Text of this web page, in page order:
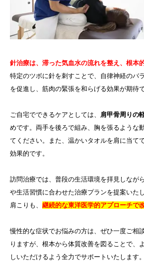
針治療は、滞った気血水の流れを整え、根本
特定のツボに針を刺すことで、自律神経のバ
を促進し、筋肉の緊張を和らげる効果が期待
ご自宅でできるケアとしては、 肩甲骨周りの
めです。両手を後ろで組み、胸を張るような
てください。また、温かいタオルを肩に当て
効果的です。
訪問治療では、普段の生活環境を拝見しなが
や生活習慣に合わせた治療プランを提案いた
肩こりも、 継続的な東洋医学的アプローチで
慢性的な症状でお悩みの方は、ぜひ一度ご相
りますが、根本から体質改善を図ることで、
しいただけるよう全力でサポートいたします。